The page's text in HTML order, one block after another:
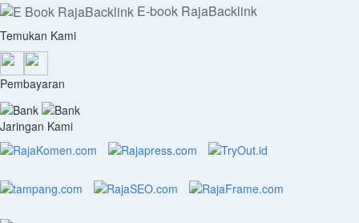
E-book RajaBacklink
Temukan Kami
Pembayaran
Jaringan Kami